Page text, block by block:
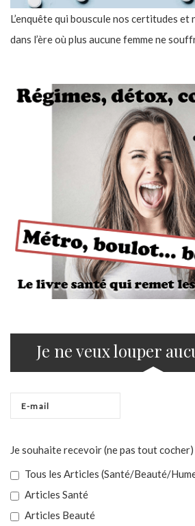
L’enquête qui bouscule nos certitudes
dans l’ère où plus aucune femme ne
Je ne veux louper
Je souhaite recevoir (ne pas tout cocher)
Tous les Articles (Santé/Beauté/
Articles Santé
Articles Beauté